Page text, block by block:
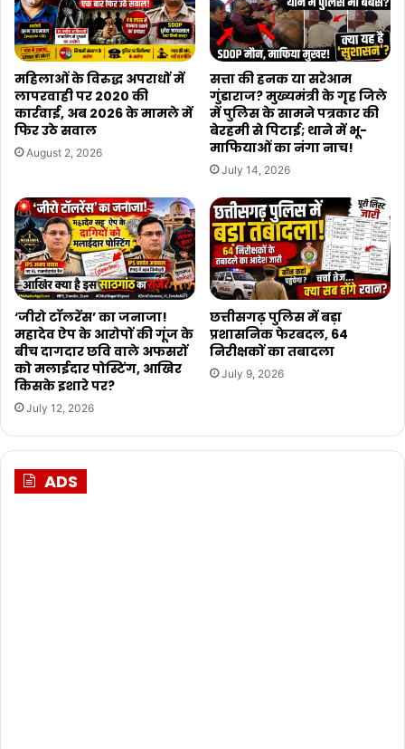
महिलाओं के विरुद्ध अपराधों में
लापरवाही पर 2020 की
कार्रवाई, अब 2026 के मामले में
फिर उठे सवाल
August 2, 2026
सत्ता की हनक या सरेआम
गुंडाराज? मुख्यमंत्री के गृह जिले
में पुलिस के सामने पत्रकार की
बेरहमी से पिटाई; थाने में भू-
माफियाओं का नंगा नाच!
July 14, 2026
‘जीरो टॉलरेंस’ का जनाजा!
महादेव ऐप के आरोपों की गूंज के
बीच दागदार छवि वाले अफसरों
को मलाईदार पोस्टिंग, आखिर
किसके इशारे पर?
July 12, 2026
छत्तीसगढ़ पुलिस में बड़ा
प्रशासनिक फेरबदल, 64
निरीक्षकों का तबादला
July 9, 2026
ADS